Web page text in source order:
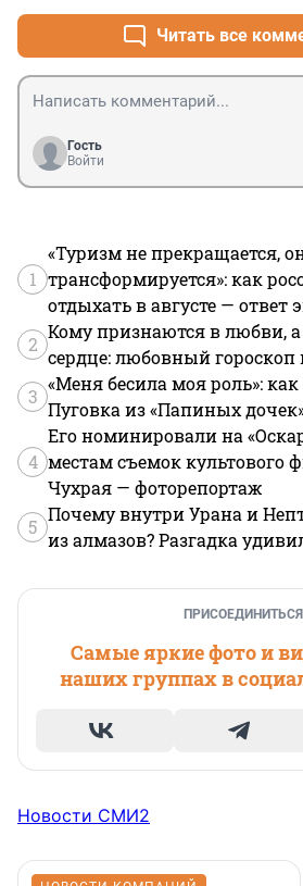
Читать все
Гость
Войти
1
«Туризм не прекращается,
трансформируется»: как
отдыхать в августе — ответ
2
Кому признаются в любви,
сердце: любовный гороскоп
3
«Меня бесила моя роль»:
Пуговка из «Папиных
4
Его номинировали на
местам съемок культового
Чухрая — фоторепортаж
5
Почему внутри Урана и
из алмазов? Разгадка
ПРИСОЕДИНИТЬСЯ
Самые яркие фото и
наших группах в
Новости СМИ2